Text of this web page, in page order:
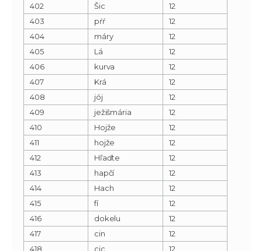
402
Šic
12
403
pŕŕ
12
404
máry
12
405
Lá
12
406
kurva
12
407
Krá
12
408
jój
12
409
ježišmária
12
410
Hojže
12
411
hojže
12
412
Hľaďte
12
413
hapčí
12
414
Hach
12
415
fí
12
416
dokelu
12
417
cin
12
418
cic 12